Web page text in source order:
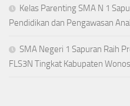
Kelas Parenting SMA N 1
Pendidikan dan Pengawasan
SMA Negeri 1 Sapuran Raih
FLS3N Tingkat Kabupaten